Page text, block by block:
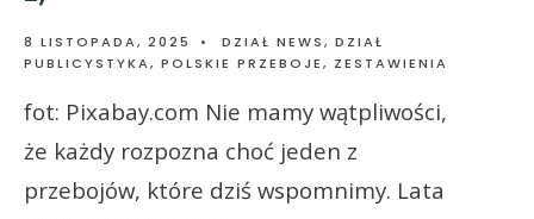
8 LISTOPADA, 2025 • DZIAŁ NEWS, DZIAŁ
PUBLICYSTYKA, POLSKIE PRZEBOJE, ZESTAWIENIA
fot: Pixabay.com Nie mamy wątpliwości,
że każdy rozpozna choć jeden z
przebojów, które dziś wspomnimy. Lata